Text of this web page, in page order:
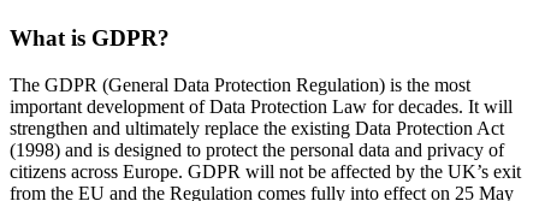
What is GDPR?
The GDPR (General Data Protection Regulation) is the most
important development of Data Protection Law for decades. It will
strengthen and ultimately replace the existing Data Protection Act
(1998) and is designed to protect the personal data and privacy of
citizens across Europe. GDPR will not be affected by the UK’s exit
from the EU and the Regulation comes fully into effect on 25 May